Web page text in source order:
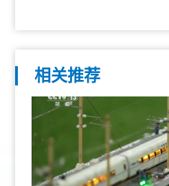
相关推荐